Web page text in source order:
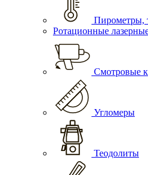
Пирометры,
Ротационные
Смотровые
Угломеры
Теодолиты